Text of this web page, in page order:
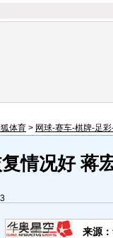
体育 > 网球-赛车-棋牌-足
情况好 蒋
来源